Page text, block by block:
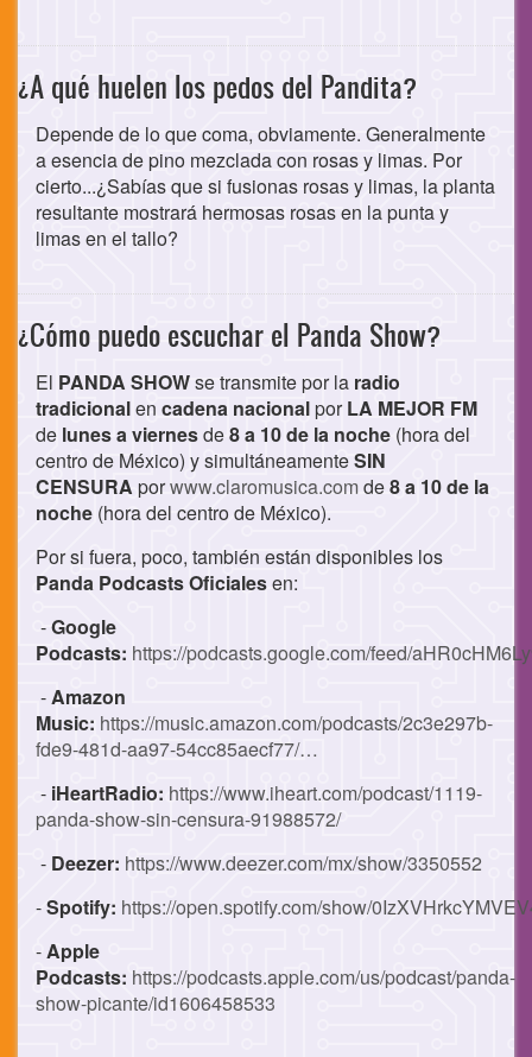
¿A qué huelen los pedos del Pandita?
Depende de lo que coma, obviamente. Generalmente
a esencia de pino mezclada con rosas y limas. Por
cierto...¿Sabías que si fusionas rosas y limas, la planta
resultante mostrará hermosas rosas en la punta y
limas en el tallo?
¿Cómo puedo escuchar el Panda Show?
El PANDA SHOWse transmite por la radio
tradicionalen cadena nacionalporLA MEJOR FM
de lunes a viernesde8 a 10 de la noche (hora del
centro de México) y simultáneamenteSIN
CENSURAporwww.claromusica.comde8 a 10 de la
noche (hora del centro de México).
Por si fuera, poco, también están disponibles los
Panda Podcasts Oficialesen:
-Google
Podcasts: https://podcasts.google.com/feed/
-Amazon
Music: https://music.amazon.com/podcasts/2c3e297b-
fde9-481d-aa97-54cc85aecf77/…
- iHeartRadio: https://www.iheart.com/podcast/1119-
panda-show-sin-censura-91988572/
- Deezer: https://www.deezer.com/mx/show/3350552
-Spotify: https://open.spotify.com/show/
-Apple
Podcasts: https://podcasts.apple.com/us/podcast/panda-
show-picante/id1606458533